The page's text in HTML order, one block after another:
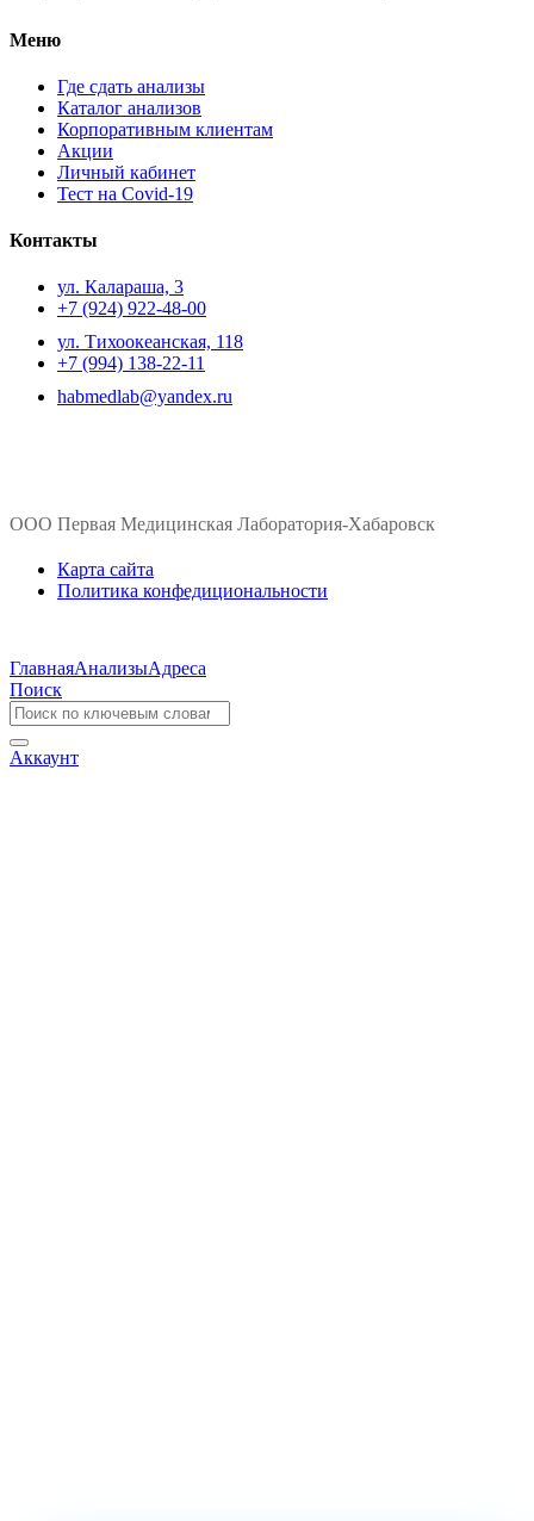
Меню
Где сдать анализы
Каталог анализов
Корпоративным клиентам
Акции
Личный кабинет
Тест на Covid-19
Контакты
ул. ​Калараша, 3
+7 (924) 922-48-00
ул. ​Тихоокеанская, 118
+7 (994) 138-22-11
habmedlab@yandex.ru
ООО Первая Медицинская Лаборатория-Хабаровск
Карта сайта
Политика конфедициональности
ГлавнаяАнализыАдреса
Поиск
Аккаунт